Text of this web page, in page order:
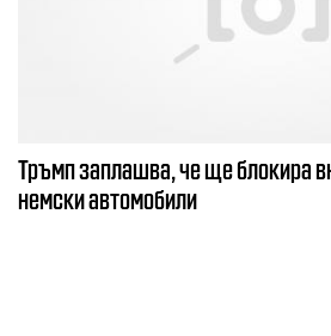
Тръмп заплашва, че ще блокира
немски автомобили